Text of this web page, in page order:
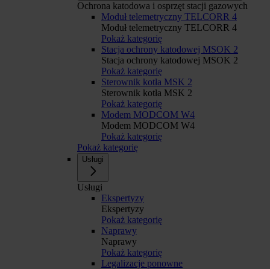
Ochrona katodowa i osprzęt stacji gazowych
Moduł telemetryczny TELCORR 4
Moduł telemetryczny TELCORR 4
Pokaż kategorię
Stacja ochrony katodowej MSOK 2
Stacja ochrony katodowej MSOK 2
Pokaż kategorię
Sterownik kotła MSK 2
Sterownik kotła MSK 2
Pokaż kategorię
Modem MODCOM W4
Modem MODCOM W4
Pokaż kategorię
Pokaż kategorię
Usługi
Usługi
Ekspertyzy
Ekspertyzy
Pokaż kategorię
Naprawy
Naprawy
Pokaż kategorię
Legalizacje ponowne